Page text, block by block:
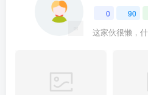
0 90
这家伙很懒，